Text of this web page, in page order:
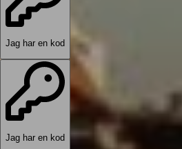
Jag har en kod
Jag har en kod